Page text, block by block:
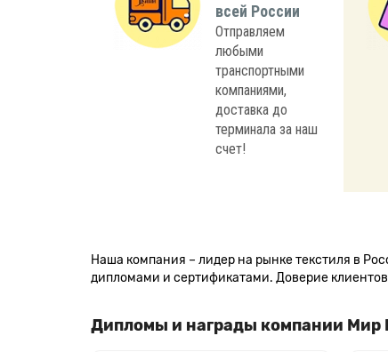
всей России
Отправляем
любыми
транспортными
компаниями,
доставка до
терминала за наш
счет!
Наша компания – лидер на рынке текстиля в
дипломами и сертификатами. Доверие
Дипломы и награды компании Мир